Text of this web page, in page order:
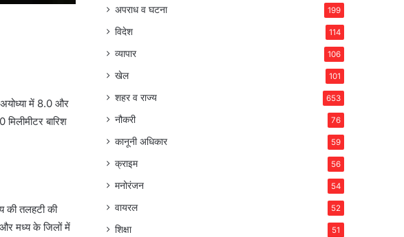
अयोध्या में 8.0 और
बारिश
की तलहटी की
और मध्य के जिलों में
अपराध व घटना 199
विदेश 114
व्यापार 106
खेल 101
शहर व राज्य 653
नौकरी 76
कानूनी अधिकार 59
क्राइम 56
मनोरंजन 54
वायरल 52
शिक्षा 51